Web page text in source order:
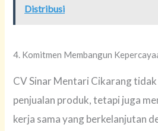
Distribusi
4. Komitmen Membangun
CV Sinar Mentari Cikarang
penjualan produk, tetapi juga
kerja sama yang berkelanjutan